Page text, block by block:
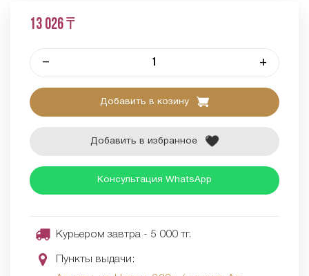
13 026 ₸
– +
Добавить в козину
Добавить в избранное
Консультация WhatsApp
Курьером завтра - 5 000 тг.
Пункты выдачи: